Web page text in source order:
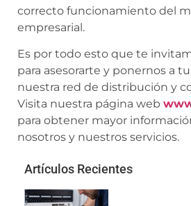
correcto funcionamiento del
empresarial.
Es por todo esto que te
para asesorarte y ponernos a
nuestra red de distribución y
Visita nuestra página web
para obtener mayor
nosotros y nuestros servicios.
Artículos Recientes